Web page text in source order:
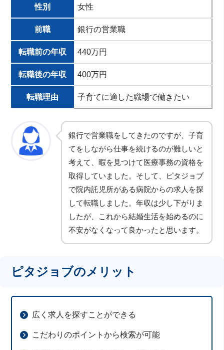
性別 女性
前職 銀行の営業職
転職前の年収 440万円
転職後の年収 400万円
転職理由 子育てに適した職場で働きたい
銀行で営業職をしてきたのですが、子育
てをしながら仕事を続けるのが難しいと
考えて、暇を見つけて医療事務の資格を
取得していました。そして、ピタジョブ
で院内託児所がある病院からの求人を探
して転職しました。年収は少し下がりま
したが、これから結婚生活を始めるのに
不安がなくなって良かったと思います。
ピタジョブのメリット
広く求人を探すことができる
こだわりのポイントから検索が可能